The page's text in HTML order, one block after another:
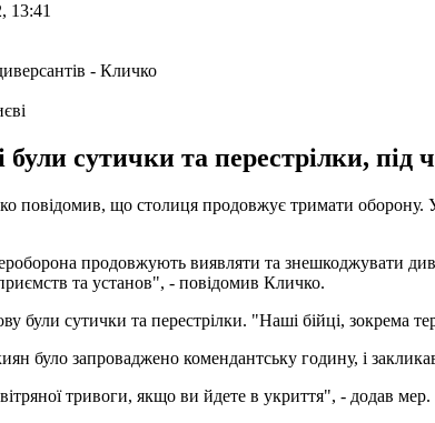
13:41
були сутички та перестрілки,
повідомив, що столиця продовжує тримати оборону.
продовжують виявляти та знешкоджувати
та установ", - повідомив Кличко.
були сутички та перестрілки. "Наші бійці,
було запроваджено комендантську годину, і
тривоги, якщо ви йдете в укриття", - додав мер.